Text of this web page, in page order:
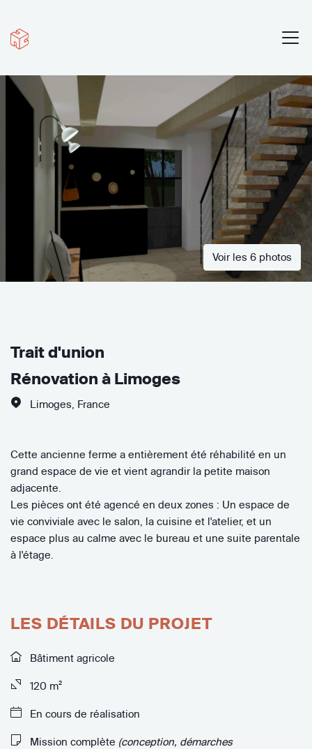
Voir les 6 photos
Trait d'union
Rénovation à Limoges
Limoges France
Cette ancienne ferme a entièrement été réhabilité en un
grand espace de vie et vient agrandir la petite maison
adjacente.
Les pièces ont été agencé en deux zones : Un espace de
vie conviviale avec le salon, la cuisine et l'atelier, et un
espace plus au calme avec le bureau et une suite parentale
à l'étage.
LES DÉTAILS DU PROJET
Bâtiment agricole
120 m²
En cours de réalisation
Mission complète (conception, démarches